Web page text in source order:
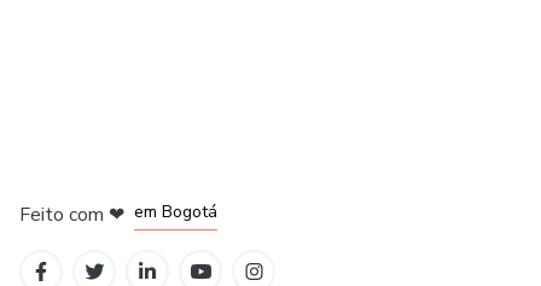
Feito com ❤ em Bogotá